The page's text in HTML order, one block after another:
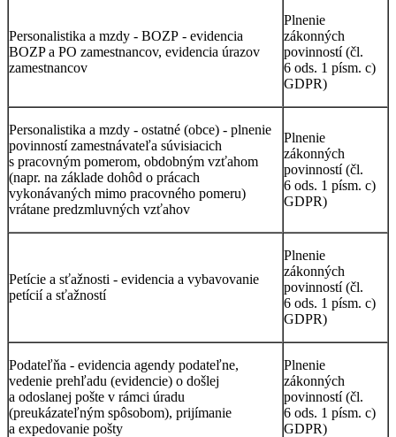
Personalistika a mzdy - BOZP - evidencia
BOZP a PO zamestnancov, evidencia úrazov
zamestnancov
Plnenie
zákonných
povinností (čl.
6 ods. 1 písm. c)
GDPR)
Personalistika a mzdy - ostatné (obce) - plnenie
povinností zamestnávateľa súvisiacich
s pracovným pomerom, obdobným vzťahom
(napr. na základe dohôd o prácach
vykonávaných mimo pracovného pomeru)
vrátane predzmluvných vzťahov
Plnenie
zákonných
povinností (čl.
6 ods. 1 písm. c)
GDPR)
Petície a sťažnosti - evidencia a vybavovanie
petícií a sťažností
Plnenie
zákonných
povinností (čl.
6 ods. 1 písm. c)
GDPR)
Podateľňa - evidencia agendy podateľne,
vedenie prehľadu (evidencie) o došlej
a odoslanej pošte v rámci úradu
(preukázateľným spôsobom), prijímanie
a expedovanie pošty
Plnenie
zákonných
povinností (čl.
6 ods. 1 písm. c)
GDPR)